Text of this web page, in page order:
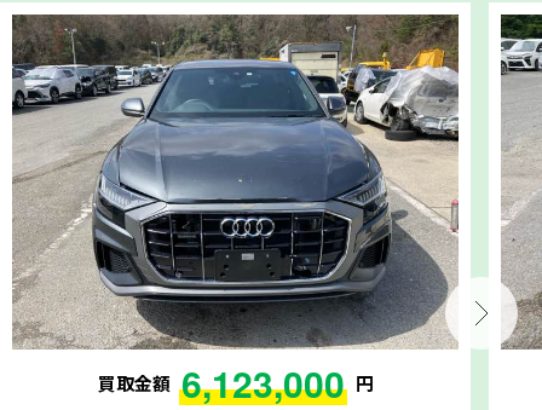
買取金額 6,123,000 円